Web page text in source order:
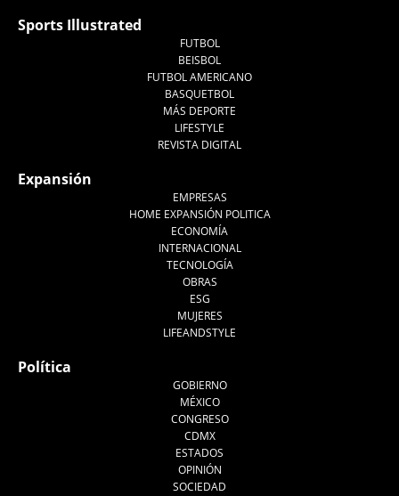
Sports Illustrated
FUTBOL
BEISBOL
FUTBOL AMERICANO
BASQUETBOL
MÁS DEPORTE
LIFESTYLE
REVISTA DIGITAL
Expansión
EMPRESAS
HOME EXPANSIÓN POLITICA
ECONOMÍA
INTERNACIONAL
TECNOLOGÍA
OBRAS
ESG
MUJERES
LIFEANDSTYLE
Política
GOBIERNO
MÉXICO
CONGRESO
CDMX
ESTADOS
OPINIÓN
SOCIEDAD